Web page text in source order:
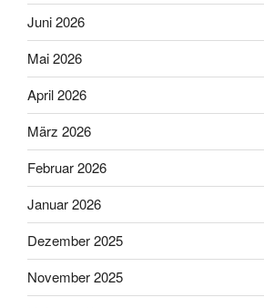
Juni 2026
Mai 2026
April 2026
März 2026
Februar 2026
Januar 2026
Dezember 2025
November 2025